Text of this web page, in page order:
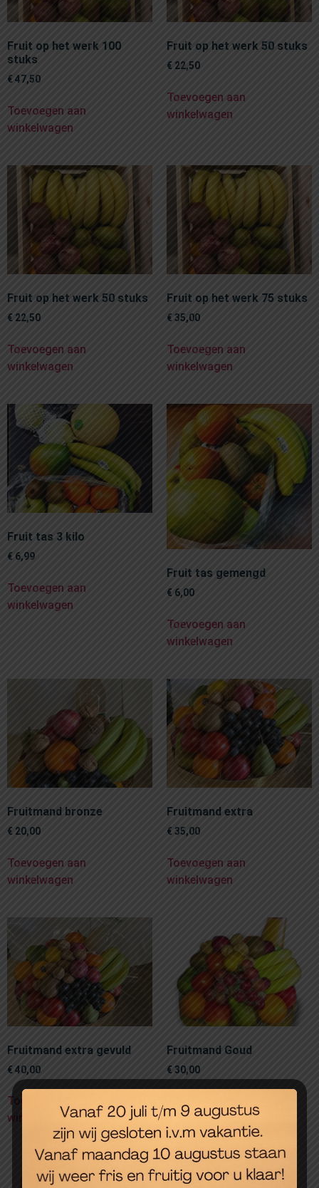
Fruit op het werk 100
stuks
€47,50
Toevoegen aan
winkelwagen
Fruit op het werk 50 stuks
€ 22,50
Toevoegen aan
winkelwagen
Fruit op het werk 50 stuks
€ 22,50
Toevoegen aan
winkelwagen
Fruit op het werk 75 stuks
€ 35,00
Toevoegen aan
winkelwagen
Fruit tas 3 kilo
€ 6,99
Toevoegen aan
winkelwagen
Fruit tas gemengd
€ 6,00
Toevoegen aan
winkelwagen
Fruitmand bronze
€ 20,00
Toevoegen aan
winkelwagen
Fruitmand extra
€ 35,00
Toevoegen aan
winkelwagen
Fruitmand extra gevuld
€ 40,00
Toevoegen aan
winkelwagen
Fruitmand Goud
€ 30,00
winkelwagen